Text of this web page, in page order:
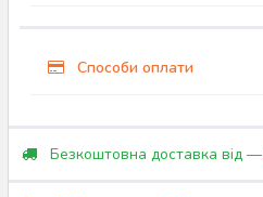
Способи оплати
Безкоштовна доставка від —